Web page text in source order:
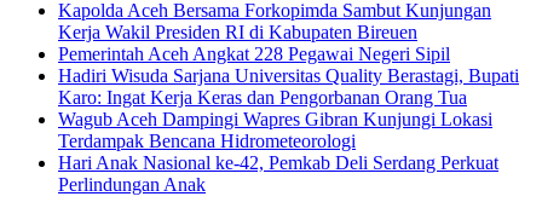
Kapolda Aceh Bersama Forkopimda Sambut Kunjungan
Kerja Wakil Presiden RI di Kabupaten Bireuen
Pemerintah Aceh Angkat 228 Pegawai Negeri Sipil
Hadiri Wisuda Sarjana Universitas Quality Berastagi, Bupati
Karo: Ingat Kerja Keras dan Pengorbanan Orang Tua
Wagub Aceh Dampingi Wapres Gibran Kunjungi Lokasi
Terdampak Bencana Hidrometeorologi
Hari Anak Nasional ke-42, Pemkab Deli Serdang Perkuat
Perlindungan Anak